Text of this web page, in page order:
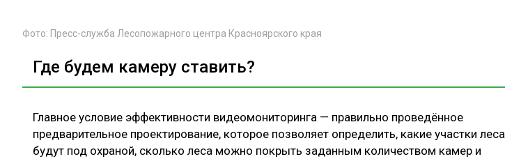
Фото: Пресс-служба Лесопожарного центра Красноярского края
Где будем камеру ставить?
Главное условие эффективности видеомониторинга — правильно проведённое
предварительное проектирование, которое позволяет определить, какие участки леса
будут под охраной, сколько леса можно покрыть заданным количеством камер и